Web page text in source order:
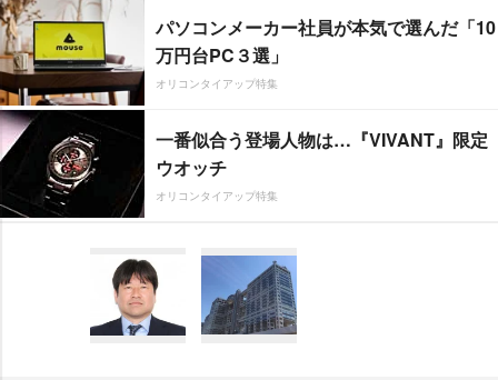
パソコンメーカー社員が本気で選んだ「10
万円台PC３選」
オリコンタイアップ特集
一番似合う登場人物は…『VIVANT』限定
ウオッチ
オリコンタイアップ特集